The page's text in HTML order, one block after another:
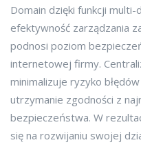
Domain dzięki funkcji
efektywność zarządzania
podnosi poziom
internetowej firmy.
minimalizuje ryzyko
utrzymanie zgodności z
bezpieczeństwa. W
się na rozwijaniu swojej